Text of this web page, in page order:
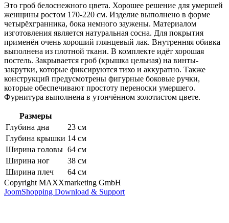
Это гроб белоснежного цвета. Хорошее решение для умершей
женщины ростом 170-220 см. Изделие выполнено в форме
четырёхгранника, бока немного заужены. Материалом
изготовления является натуральная сосна. Для покрытия
применён очень хороший глянцевый лак. Внутренняя обивка
выполнена из плотной ткани. В комплекте идёт хорошая
постель. Закрывается гроб (крышка цельная) на винты-
закрутки, которые фиксируются тихо и аккуратно. Также
конструкций предусмотрены фигурные боковые ручки,
которые обеспечивают простоту переноски умершего.
Фурнитура выполнена в утончённом золотистом цвете.
Размеры
Глубина дна
23 см
Глубина крышки 14 см
Ширина головы 64 см
Ширина ног
38 см
Ширина плеч
64 см
Copyright MAXXmarketing GmbH
JoomShopping Download & Support